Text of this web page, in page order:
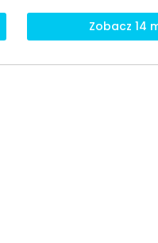
Zobacz 14